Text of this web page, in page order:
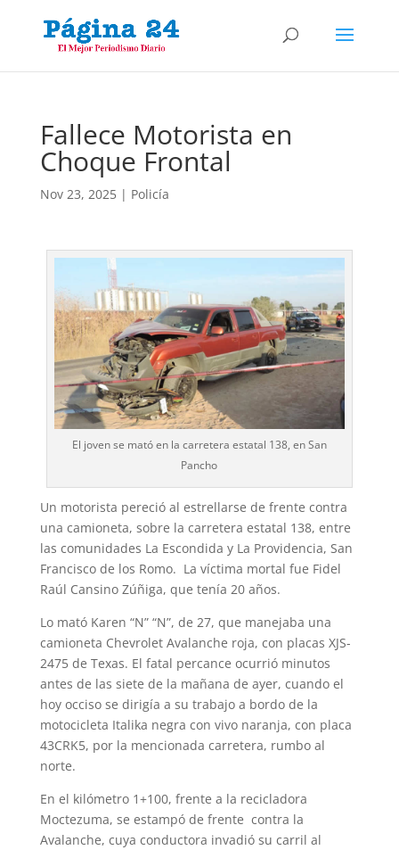
Fallece Motorista en
Choque Frontal
Nov 23, 2025| Policía
El joven se mató en la carretera estatal 138, en San
Pancho
Un motorista pereció al estrellarse de frente contra
una camioneta, sobre la carretera estatal 138, entre
las comunidades La Escondida y La Providencia, San
Francisco de los Romo. La víctima mortal fue Fidel
Raúl Cansino Zúñiga, que tenía 20 años.
Lo mató Karen “N” “N”, de 27, que manejaba una
camioneta Chevrolet Avalanche roja, con placas XJS-
2475 de Texas. El fatal percance ocurrió minutos
antes de las siete de la mañana de ayer, cuando el
hoy occiso se dirigía a su trabajo a bordo de la
motocicleta Italika negra con vivo naranja, con placa
43CRK5, por la mencionada carretera, rumbo al
norte.
En el kilómetro 1+100, frente a la recicladora
Moctezuma, se estampó de frente contra la
Avalanche, cuya conductora invadió su carril al